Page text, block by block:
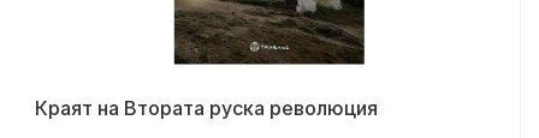
Краят на Втората руска революция